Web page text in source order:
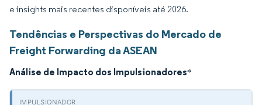
e insights mais recentes disponíveis até 2026.
Tendências e Perspectivas do Mercado de
Freight Forwarding da ASEAN
Análise de Impacto dos Impulsionadores*